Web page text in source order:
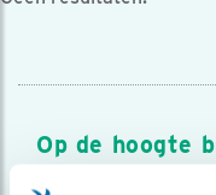
Op de hoogte
Meld je aan en